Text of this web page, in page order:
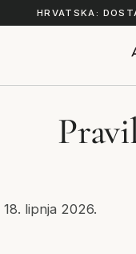
HRVATSKA:
18. lipnja 2026.